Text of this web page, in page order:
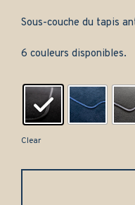
Sous-couche du tapis
6 couleurs disponibles.
Clear